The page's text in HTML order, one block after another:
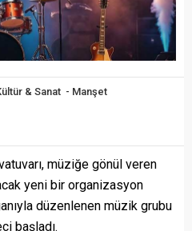
& Sanat - Manşet
müziğe gönül veren
yeni bir organizasyon
düzenlenen müzik grubu
başladı.